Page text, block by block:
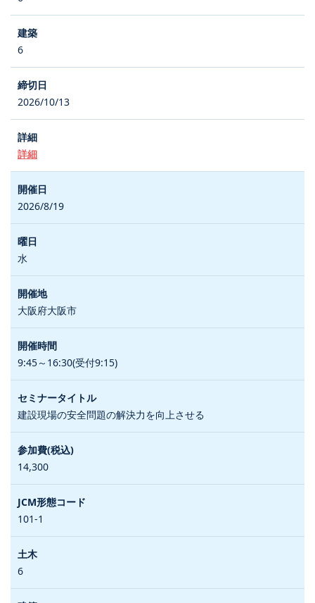
6
2026/10/13
詳細
2026/8/19
水
大阪府大阪市
9:45～16:30(受付9:15)
建設現場の安全問題の解決力を向上させる
14,300
101-1
6